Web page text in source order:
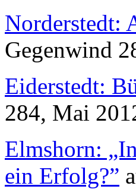
Norderstedt:
Gegenwind
Eiderstedt:
284, Mai
Elmshorn:
ein Erfolg?”